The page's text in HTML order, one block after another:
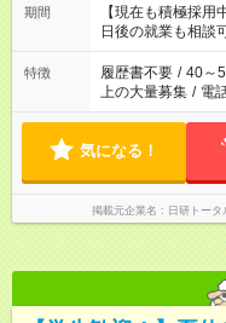
たくない」 など、ご希
の方へ 今ご覧のお
の勤務時間。 合計
期間
【現在も積極採
日後の就業も相談
特徴 履歴書不要 / 40～
上の大量募集 / 電
気になる！
掲載元企業名 日研トー